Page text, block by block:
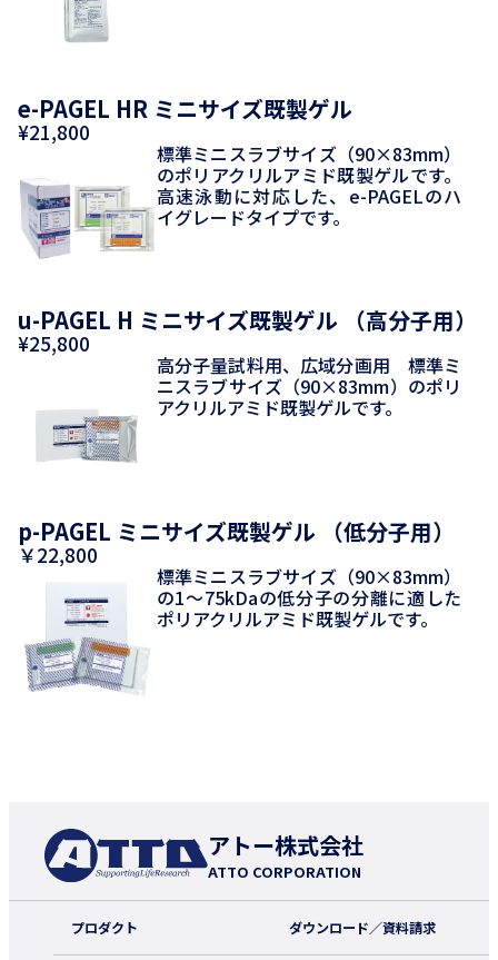
e-PAGEL HR ミニサイズ既製ゲル
¥21,800
標準ミニスラブサイズ（90×83mm）
のポリアクリルアミド既製ゲルです。
高速泳動に対応した、e-PAGELのハ
イグレードタイプです。
u-PAGEL H ミニサイズ既製ゲル （高分子用）
¥25,800
高分子量試料用、広域分画用 標準ミ
ニスラブサイズ（90×83mm）のポリ
アクリルアミド既製ゲルです。
p-PAGEL ミニサイズ既製ゲル （低分子用）
￥22,800
標準ミニスラブサイズ（90×83mm）
の1～75kDaの低分子の分離に適した
ポリアクリルアミド既製ゲルです。
アトー株式会社
ATTO CORPORATION
プロダクト ダウンロード／資料請求